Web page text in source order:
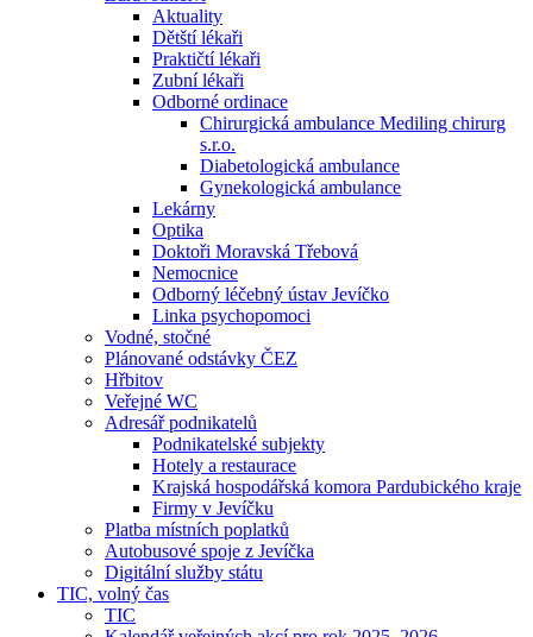
Aktuality
Dětští lékaři
Praktičtí lékaři
Zubní lékaři
Odborné ordinace
Chirurgická ambulance Mediling chirurg
s.r.o.
Diabetologická ambulance
Gynekologická ambulance
Lekárny
Optika
Doktoři Moravská Třebová
Nemocnice
Odborný léčebný ústav Jevíčko
Linka psychopomoci
Vodné, stočné
Plánované odstávky ČEZ
Hřbitov
Veřejné WC
Adresář podnikatelů
Podnikatelské subjekty
Hotely a restaurace
Krajská hospodářská komora Pardubického kraje
Firmy v Jevíčku
Platba místních poplatků
Autobusové spoje z Jevíčka
Digitální služby státu
TIC, volný čas
TIC